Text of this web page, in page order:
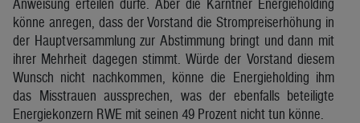
könne anregen, dass der Vorstand die Strompreiserhöhung in
der Hauptversammlung zur Abstimmung bringt und dann mit
ihrer Mehrheit dagegen stimmt. Würde der Vorstand diesem
Wunsch nicht nachkommen, könne die Energieholding ihm
das Misstrauen aussprechen, was der ebenfalls beteiligte
Energiekonzern RWE mit seinen 49 Prozent nicht tun könne.